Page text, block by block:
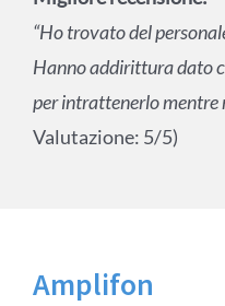
“Ho trovato del
Hanno addirittura dato
per intrattenerlo mentre
Valutazione: 5/5)
Amplifon